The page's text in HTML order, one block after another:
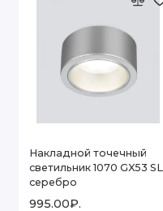
Накладной точечный
светильник 1070 GX53 SL
серебро
995.00₽.